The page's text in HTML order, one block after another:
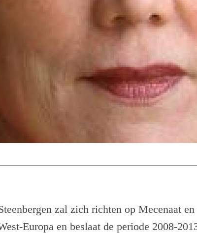
zal zich richten op Mecenaat
Europa en beslaat de periode 2008-